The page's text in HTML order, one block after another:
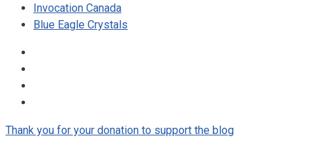
Invocation Canada
Blue Eagle Crystals
Thank you for your donation to support the blog